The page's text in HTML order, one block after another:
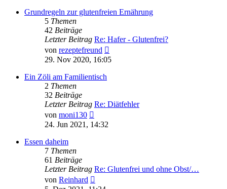
Grundregeln zur glutenfreien Ernährung
5 Themen
42 Beiträge
Letzter Beitrag Re: Hafer - Glutenfrei?
von rezeptefreund
Beitrag
29. Nov 2020, 16:05
Ein Zöli am Familientisch
2 Themen
32 Beiträge
Letzter Beitrag Re: Diätfehler
von moni130
Beitrag
24. Jun 2021, 14:32
Essen daheim
7 Themen
61 Beiträge
Letzter Beitrag Re: Glutenfrei und ohne Obst/…
von Reinhard
Beitrag